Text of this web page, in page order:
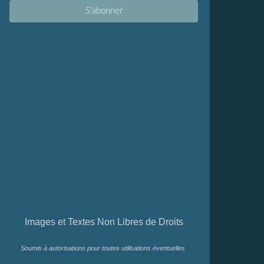
Images et Textes Non Libres de Droits
Soumis à autorisations pour toutes utilisations éventuelles